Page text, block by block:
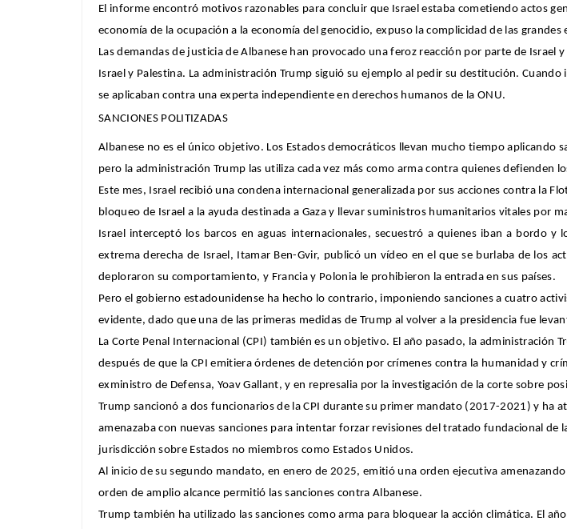
El informe encontró motivos razonables para concluir que Israel estaba cometiendo actos
economía de la ocupación a la economía del genocidio, expuso la complicidad de las
Las demandas de justicia de Albanese han provocado una feroz reacción por parte de
Israel y Palestina. La administración Trump siguió su ejemplo al pedir su destitución.
se aplicaban contra una experta independiente en derechos humanos de la ONU.
SANCIONES POLITIZADAS
Albanese no es el único objetivo. Los Estados democráticos llevan mucho tiempo
pero la administración Trump las utiliza cada vez más como arma contra quienes defienden
Este mes, Israel recibió una condena internacional generalizada por sus acciones contra la
bloqueo de Israel a la ayuda destinada a Gaza y llevar suministros humanitarios vitales por
Israel interceptó los barcos en aguas internacionales, secuestró a quienes iban a bordo
extrema derecha de Israel, Itamar Ben-Gvir, publicó un vídeo en el que se burlaba de los
deploraron su comportamiento, y Francia y Polonia le prohibieron la entrada en sus países.
Pero el gobierno estadounidense ha hecho lo contrario, imponiendo sanciones a cuatro
evidente, dado que una de las primeras medidas de Trump al volver a la presidencia fue
La Corte Penal Internacional (CPI) también es un objetivo. El año pasado, la administración
después de que la CPI emitiera órdenes de detención por crímenes contra la humanidad y
exministro de Defensa, Yoav Gallant, y en represalia por la investigación de la corte sobre
Trump sancionó a dos funcionarios de la CPI durante su primer mandato (2017-2021) y ha
amenazaba con nuevas sanciones para intentar forzar revisiones del tratado fundacional
jurisdicción sobre Estados no miembros como Estados Unidos.
Al inicio de su segundo mandato, en enero de 2025, emitió una orden ejecutiva
orden de amplio alcance permitió las sanciones contra Albanese.
Trump también ha utilizado las sanciones como arma para bloquear la acción climática. El